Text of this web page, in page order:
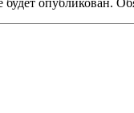
опубликован.